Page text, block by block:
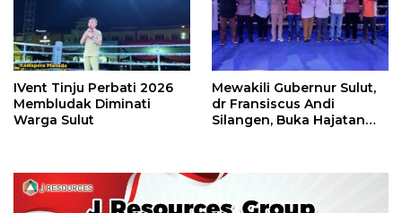
IVent Tinju Perbati 2026
Membludak Diminati
Warga Sulut
Mewakili Gubernur Sulut,
dr Fransiscus Andi
Silangen, Buka Hajatan